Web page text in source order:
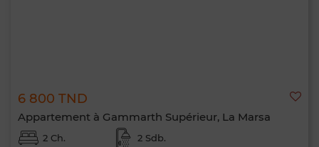
6 800 TND
Appartement à Gammarth Supérieur, La Marsa
2 Ch. 2 Sdb.